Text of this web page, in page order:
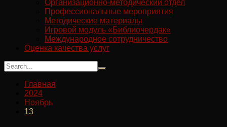
Организационно-методический отдел
Профессиональные мероприятия
Методические материалы
Игровой модуль «Библиочердак»
Международное сотрудничество
Оценка качества услуг
Главная
2024
Ноябрь
13